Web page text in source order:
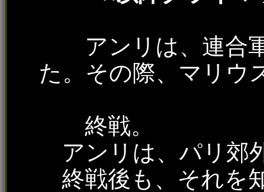
アンリは、連合軍
た。その際、マリウ
終戦。
アンリは、パリ郊
終戦後も、それを